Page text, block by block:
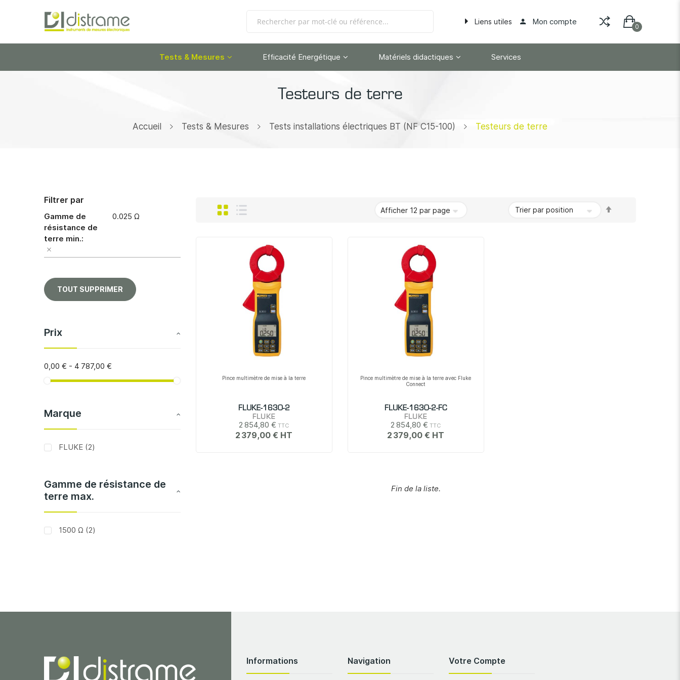
Liens utiles Mon compte
Tests & Mesures Efficacité Energétique Matériels didactiques Services
Testeurs de terre
Accueil Tests & Mesures Tests installations électriques BT (NF C15-100) Testeurs de terre
Grille
Pince multimètre de mise à la terre
FLUKE-1630-2
FLUKE
2 854,80 €
2 379,00 €
Pince multimètre de mise à la terre avec Fluke
Connect
FLUKE-1630-2-FC
FLUKE
2 854,80 €
2 379,00 €
Fin de la liste.
Filtrer par
Gamme de
résistance de
terre min.
0.025 Ω
TOUT SUPPRIMER
Prix
0,00 € - 4 787,00 €
Marque
FLUKE 2articles
Gamme de résistance de
terre max.
1500 Ω 2articles
Informations Navigation Votre Compte